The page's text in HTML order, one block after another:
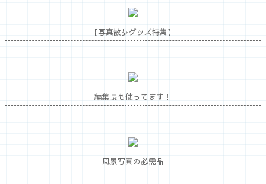
【写真散歩グッズ特集】
編集長も使ってます！
風景写真の必需品